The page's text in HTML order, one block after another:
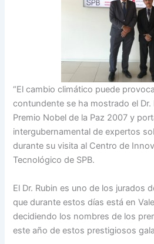
“El cambio climático puede
contundente se ha mostrado el Dr.
Premio Nobel de la Paz 2007 y
intergubernamental de expertos
durante su visita al Centro de
Tecnológico de SPB.
El Dr. Rubin es uno de los jurados
que durante estos días está en
decidiendo los nombres de los
este año de estos prestigiosos